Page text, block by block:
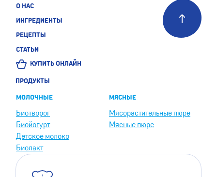
О НАС
ИНГРЕДИЕНТЫ
РЕЦЕПТЫ
СТАТЬИ
КУПИТЬ ОНЛАЙН
ПРОДУКТЫ
МОЛОЧНЫЕ
Биотворог
Биойогурт
Детское молоко
Биолакт
МЯСНЫЕ
Мясорастительные пюре
Мясные пюре